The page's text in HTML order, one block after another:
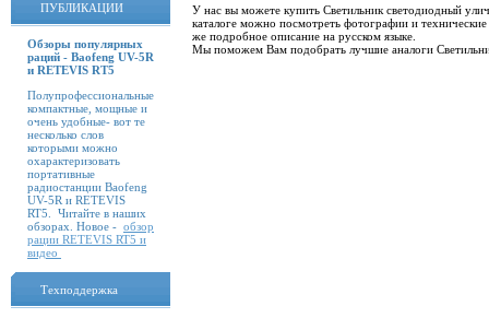
ПУБЛИКАЦИИ
Обзоры популярных
раций - Baofeng UV-5R
и RETEVIS RT5
Полупрофессиональные
компактные, мощные и
очень удобные- вот те
несколько слов
которыми можно
охарактеризовать
портативные
радиостанции Baofeng
UV-5R и RETEVIS
RT5. Читайте в наших
обзорах. Новое - обзор
рации RETEVIS RT5 и
видео
Техподдержка
У нас вы можете купить Светильник светодиодный
каталоге можно посмотреть фотографии и
же подробное описание на русском языке.
Мы поможем Вам подобрать лучшие аналоги